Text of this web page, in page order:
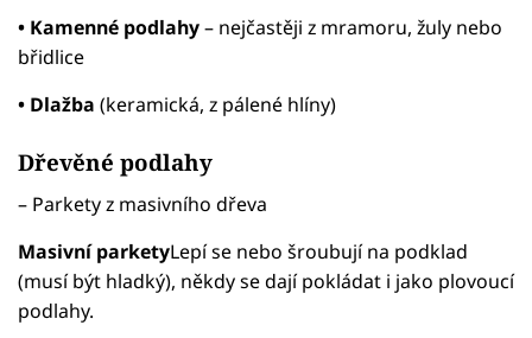
• Kamenné podlahy– nejčastěji z mramoru, žuly nebo
břidlice
• Dlažba (keramická, z pálené hlíny)
Dřevěné podlahy
– Parkety z masivního dřeva
Masivní parketyLepí se nebo šroubují na podklad
(musí být hladký), někdy se dají pokládat i jako plovoucí
podlahy.